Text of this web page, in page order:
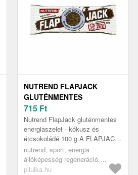
NUTREND FLAPJACK
GLUTÉNMENTES
ENERGIASZELET - KÓKUSZ
ÉS ÉTCSOKOLÁDÉ 100 G
715 Ft
Nutrend FlapJack gluténmentes
energiaszelet - kókusz és
étcsokoládé 100 g A FLAPJACK
új gluténmentes változata kiváló
uzsonnaként, és nem csak a gl...
nutrend, sport, energia
állóképesség regeneráció,
energiaszeletek és gélek
pilulka.hu